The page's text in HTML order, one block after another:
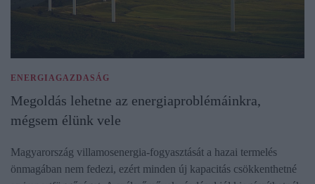
ENERGIAGAZDASÁG
Megoldás lehetne az energiaproblémáinkra,
mégsem élünk vele
Magyarország villamosenergia-fogyasztását a hazai termelés
önmagában nem fedezi, ezért minden új kapacitás csökkenthetné